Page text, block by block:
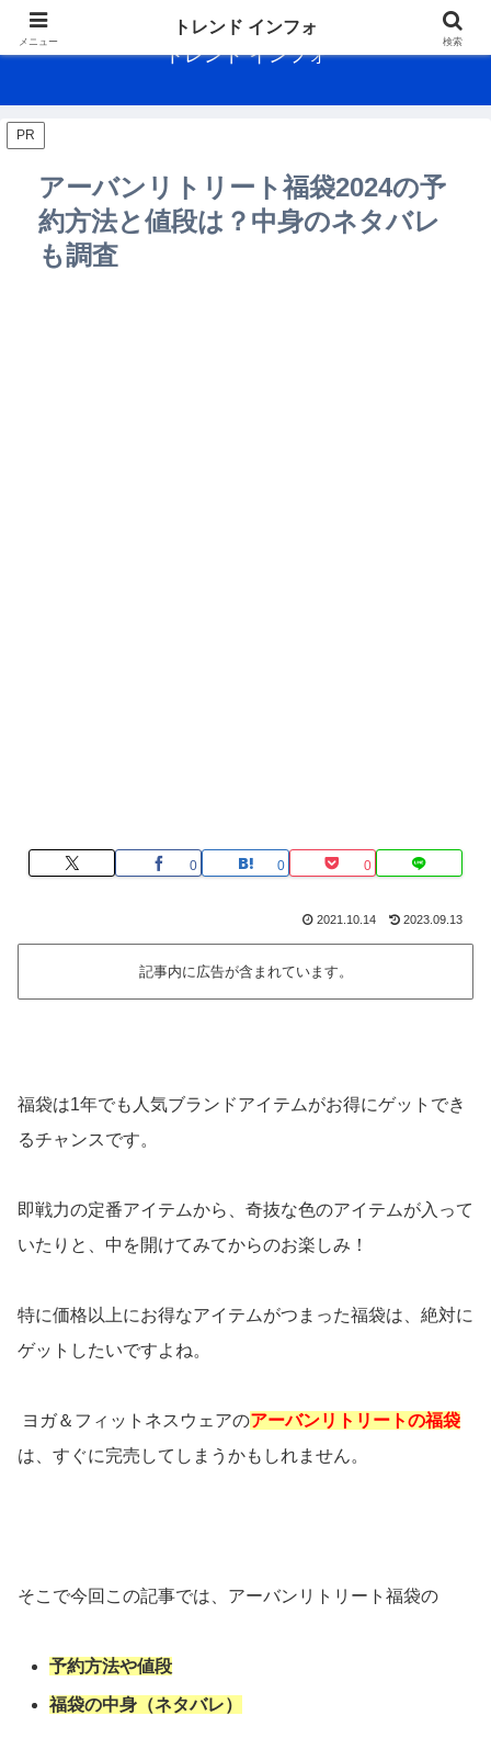
メニュー
トレンド インフォ
検索
トレンド インフォ
PR
アーバンリトリート福袋2024の予
約方法と値段は？中身のネタバレ
も調査
0 0 0
2021.10.14 2023.09.13
記事内に広告が含まれています。
福袋は1年でも人気ブランドアイテムがお得にゲットでき
るチャンスです。
即戦力の定番アイテムから、奇抜な色のアイテムが入って
いたりと、中を開けてみてからのお楽しみ！
特に価格以上にお得なアイテムがつまった福袋は、絶対に
ゲットしたいですよね。
ヨガ＆フィットネスウェアのアーバンリトリートの福袋
は、すぐに完売してしまうかもしれません。
そこで今回この記事では、アーバンリトリート福袋の
予約方法や値段
福袋の中身（ネタバレ）